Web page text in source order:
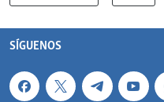
SÍGUENOS